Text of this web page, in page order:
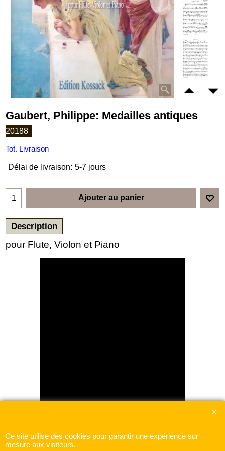
Gaubert, Philippe: Medailles antiques
20188
Tot. Livraison
Délai de livraison: 5-7 jours
Ajouter au panier
Description
pour Flute, Violon et Piano
Ce site utilise des cookies pour garantir une expérience sur
mesure aux visiteurs.